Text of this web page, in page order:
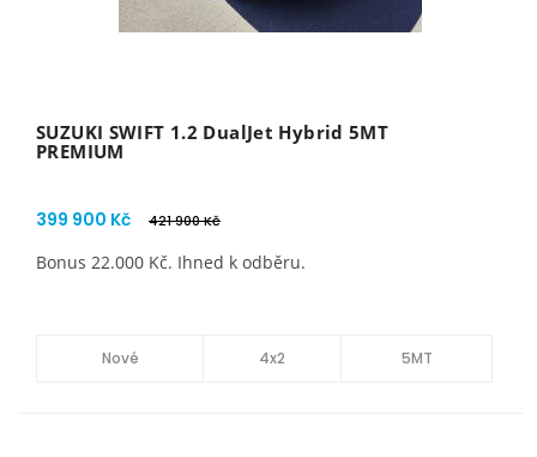
SUZUKI SWIFT 1.2 DualJet Hybrid 5MT
PREMIUM
399 900 Kč 421 900 Kč
Bonus 22.000 Kč. Ihned k odběru.
Nové 4x2 5MT